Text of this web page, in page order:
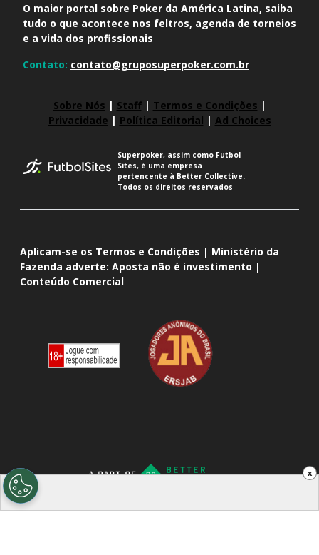
x
O maior portal sobre Poker da América Latina, saiba
tudo o que acontece nos feltros, agenda de torneios
e a vida dos profissionais
Contato: contato@gruposuperpoker.com.br
Sobre Nós | Staff| Termos e Condições |
Privacidade | Política Editorial | Ad Choices
Superpoker, assim como Futbol
Sites, é uma empresa
pertencente à Better Collective.
Todos os direitos reservados
Aplicam-se os Termos e Condições | Ministério da
Fazenda adverte: Aposta não é investimento |
Conteúdo Comercial